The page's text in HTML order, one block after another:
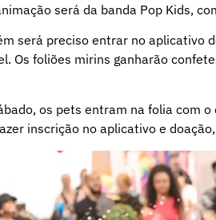
será da banda Pop Kids,
será preciso entrar no aplicativo
Os foliões mirins ganharão
os pets entram na folia com
inscrição no aplicativo e